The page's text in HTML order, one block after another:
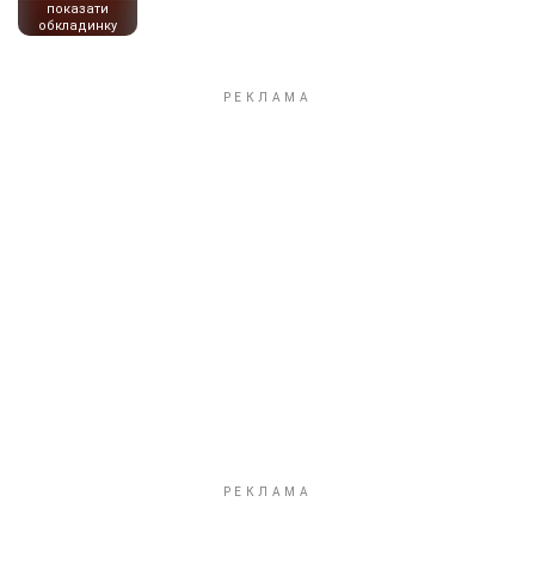
показати
обкладинку